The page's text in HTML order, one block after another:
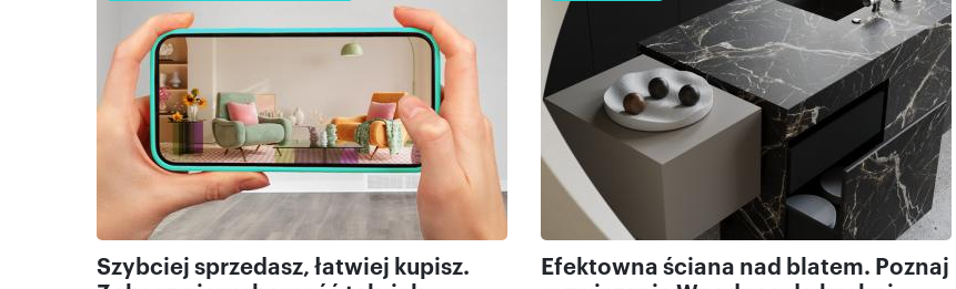
Szybciej sprzedasz, łatwiej kupisz.
Efektowna ściana nad blatem. Poznaj